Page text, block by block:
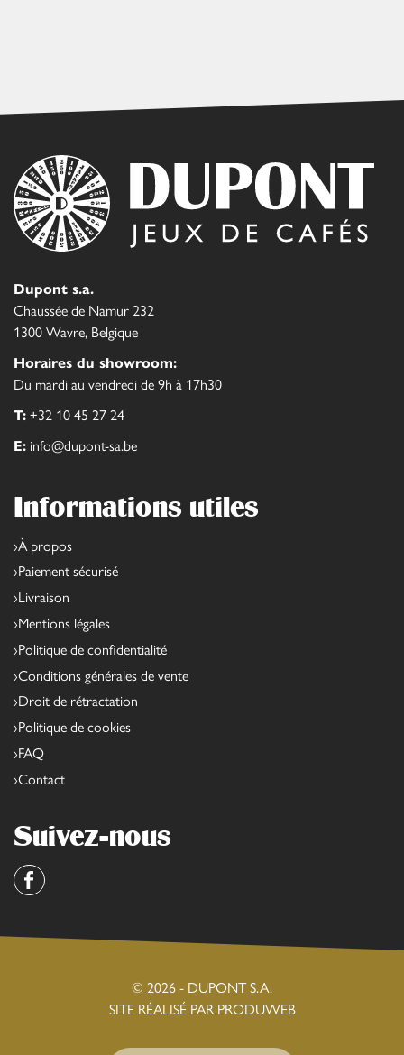
Dupont s.a.
Chaussée de Namur 232
1300 Wavre, Belgique
Horaires du showroom:
Du mardi au vendredi de 9h à 17h30
T: +32 10 45 27 24
E: info@dupont-sa.be
Informations utiles
À propos
Paiement sécurisé
Livraison
Mentions légales
Politique de confidentialité
Conditions générales de vente
Droit de rétractation
Politique de cookies
FAQ
Contact
Suivez-nous
Facebook
© 2026 - DUPONT S.A.
SITE RÉALISÉ PAR PRODUWEB